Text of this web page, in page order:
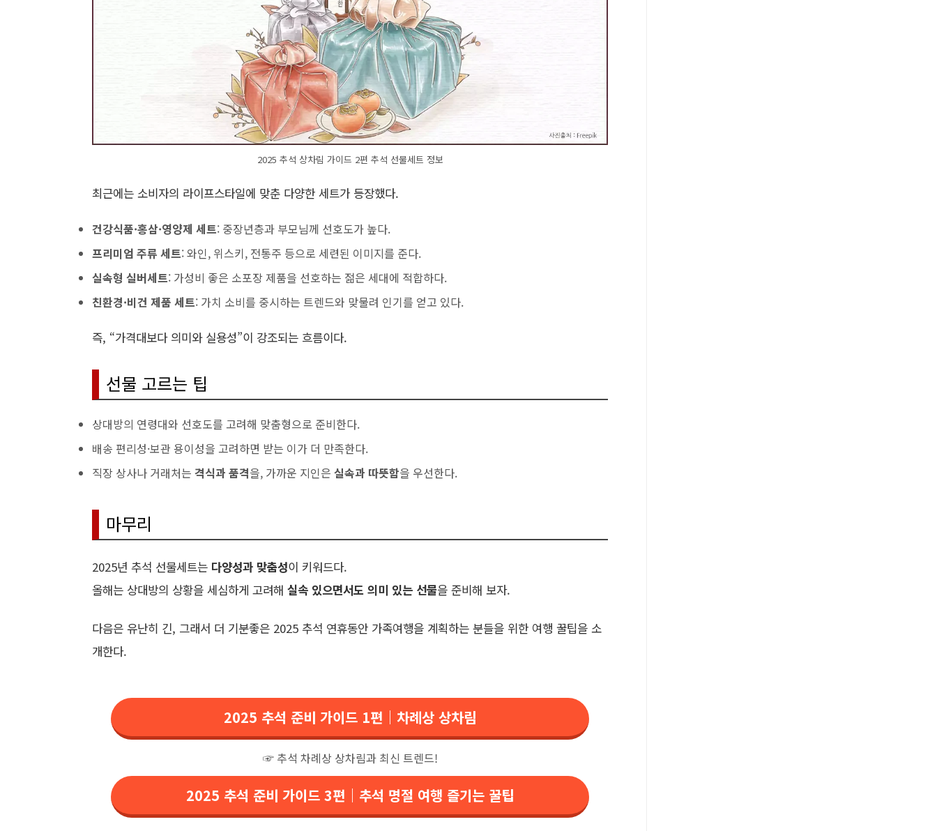
2025 추석 상차림 가이드 2편 추석 선물세트 정보
최근에는 소비자의 라이프스타일에 맞춘 다양한 세트가 등장했다.
건강식품·홍삼·영양제 세트: 중장년층과 부모님께 선호도가 높다.
프리미엄 주류 세트: 와인, 위스키, 전통주 등으로 세련된 이미지를 준다.
실속형 실버세트: 가성비 좋은 소포장 제품을 선호하는 젊은 세대에 적합하다.
친환경·비건 제품 세트: 가치 소비를 중시하는 트렌드와 맞물려 인기를 얻고 있다.
즉, “가격대보다 의미와 실용성”이 강조되는 흐름이다.
선물 고르는 팁
상대방의 연령대와 선호도를 고려해 맞춤형으로 준비한다.
배송 편리성·보관 용이성을 고려하면 받는 이가 더 만족한다.
직장 상사나 거래처는 격식과 품격을, 가까운 지인은 실속과 따뜻함을 우선한다.
마무리
2025년 추석 선물세트는 다양성과 맞춤성이 키워드다.
올해는 상대방의 상황을 세심하게 고려해 실속 있으면서도 의미 있는 선물을 준비해 보자.
다음은 유난히 긴, 그래서 더 기분좋은 2025 추석 연휴동안 가족여행을 계획하는 분들을 위한 여행 꿀팁을 소
개한다.
2025 추석 준비 가이드 1편｜차례상 상차림
☞ 추석 차례상 상차림과 최신 트렌드!
2025 추석 준비 가이드 3편｜추석 명절 여행 즐기는 꿀팁